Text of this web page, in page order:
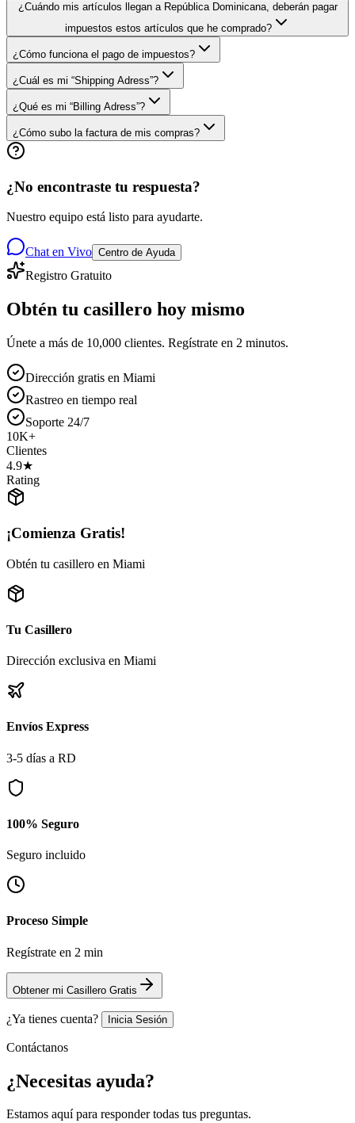
¿Cuándo mis artículos llegan a República Dominicana, deberán pagar
impuestos estos artículos que he comprado?
¿Cómo funciona el pago de impuestos?
¿Cuál es mi “Shipping Adress”?
¿Qué es mi “Billing Adress”?
¿Cómo subo la factura de mis compras?
¿No encontraste tu respuesta?
Nuestro equipo está listo para ayudarte.
Chat en Vivo Centro de Ayuda
Registro Gratuito
Obtén tu casillero hoy mismo
Únete a más de 10,000 clientes. Regístrate en 2 minutos.
Dirección gratis en Miami
Rastreo en tiempo real
Soporte 24/7
10K+
Clientes
4.9★
Rating
¡Comienza Gratis!
Obtén tu casillero en Miami
Tu Casillero
Dirección exclusiva en Miami
Envíos Express
3-5 días a RD
100% Seguro
Seguro incluido
Proceso Simple
Regístrate en 2 min
Obtener mi Casillero Gratis
¿Ya tienes cuenta? Inicia Sesión
Contáctanos
¿Necesitas ayuda?
Estamos aquí para responder todas tus preguntas.